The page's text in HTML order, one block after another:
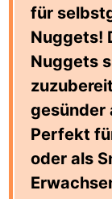
für
Nuggets!
Nuggets
gesünder
Perfekt
oder als